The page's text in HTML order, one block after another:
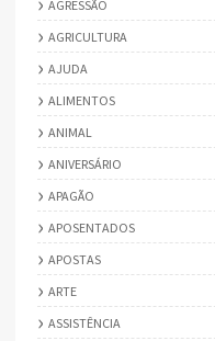
AGRESSÃO
AGRICULTURA
AJUDA
ALIMENTOS
ANIMAL
ANIVERSÁRIO
APAGÃO
APOSENTADOS
APOSTAS
ARTE
ASSISTÊNCIA